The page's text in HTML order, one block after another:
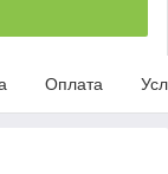
Оплата